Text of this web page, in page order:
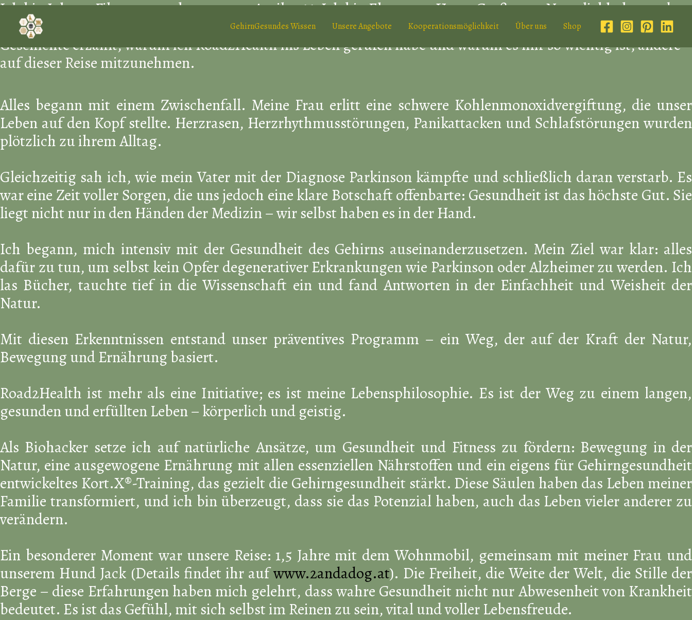
Zum
Inhalt
springen
GehirnGesundes Wissen Unsere Angebote Kooperationsmöglichkeit Über uns Shop
Ich bin Johann Filzmoser, geboren am 1. April 1966. Ich bin Ehemann, Vater, Großvater, Naturliebhaber und
Reisender – ein Mensch, der die Schönheit der Welt und die Kraft der Natur tief in seinem Herzen trägt. Diese
Geschichte erzählt, warum ich Road2Health ins Leben gerufen habe und warum es mir so wichtig ist, andere
auf dieser Reise mitzunehmen.
Alles begann mit einem Zwischenfall. Meine Frau erlitt eine schwere Kohlenmonoxidvergiftung, die unser
Leben auf den Kopf stellte. Herzrasen, Herzrhythmusstörungen, Panikattacken und Schlafstörungen wurden
plötzlich zu ihrem Alltag.
Gleichzeitig sah ich, wie mein Vater mit der Diagnose Parkinson kämpfte und schließlich daran verstarb. Es
war eine Zeit voller Sorgen, die uns jedoch eine klare Botschaft offenbarte: Gesundheit ist das höchste Gut. Sie
liegt nicht nur in den Händen der Medizin – wir selbst haben es in der Hand.
Ich begann, mich intensiv mit der Gesundheit des Gehirns auseinanderzusetzen. Mein Ziel war klar: alles
dafür zu tun, um selbst kein Opfer degenerativer Erkrankungen wie Parkinson oder Alzheimer zu werden. Ich
las Bücher, tauchte tief in die Wissenschaft ein und fand Antworten in der Einfachheit und Weisheit der
Natur.
Mit diesen Erkenntnissen entstand unser präventives Programm – ein Weg, der auf der Kraft der Natur,
Bewegung und Ernährung basiert.
Road2Health ist mehr als eine Initiative; es ist meine Lebensphilosophie. Es ist der Weg zu einem langen,
gesunden und erfüllten Leben – körperlich und geistig.
Als Biohacker setze ich auf natürliche Ansätze, um Gesundheit und Fitness zu fördern: Bewegung in der
Natur, eine ausgewogene Ernährung mit allen essenziellen Nährstoffen und ein eigens für Gehirngesundheit
entwickeltes Kort.X®-Training, das gezielt die Gehirngesundheit stärkt. Diese Säulen haben das Leben meiner
Familie transformiert, und ich bin überzeugt, dass sie das Potenzial haben, auch das Leben vieler anderer zu
verändern.
Ein besonderer Moment war unsere Reise: 1,5 Jahre mit dem Wohnmobil, gemeinsam mit meiner Frau und
unserem Hund Jack (Details findet ihr aufwww.2andadog.at). Die Freiheit, die Weite der Welt, die Stille der
Berge – diese Erfahrungen haben mich gelehrt, dass wahre Gesundheit nicht nur Abwesenheit von Krankheit
bedeutet. Es ist das Gefühl, mit sich selbst im Reinen zu sein, vital und voller Lebensfreude.